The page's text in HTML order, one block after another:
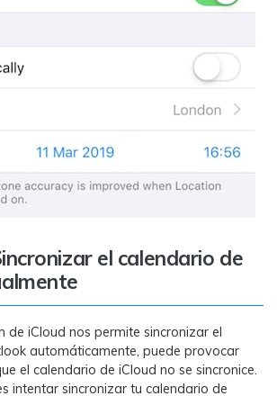
el calendario de
de iCloud nos permite sincronizar el
automáticamente, puede provocar
el calendario de iCloud no se sincronice.
intentar sincronizar tu calendario de